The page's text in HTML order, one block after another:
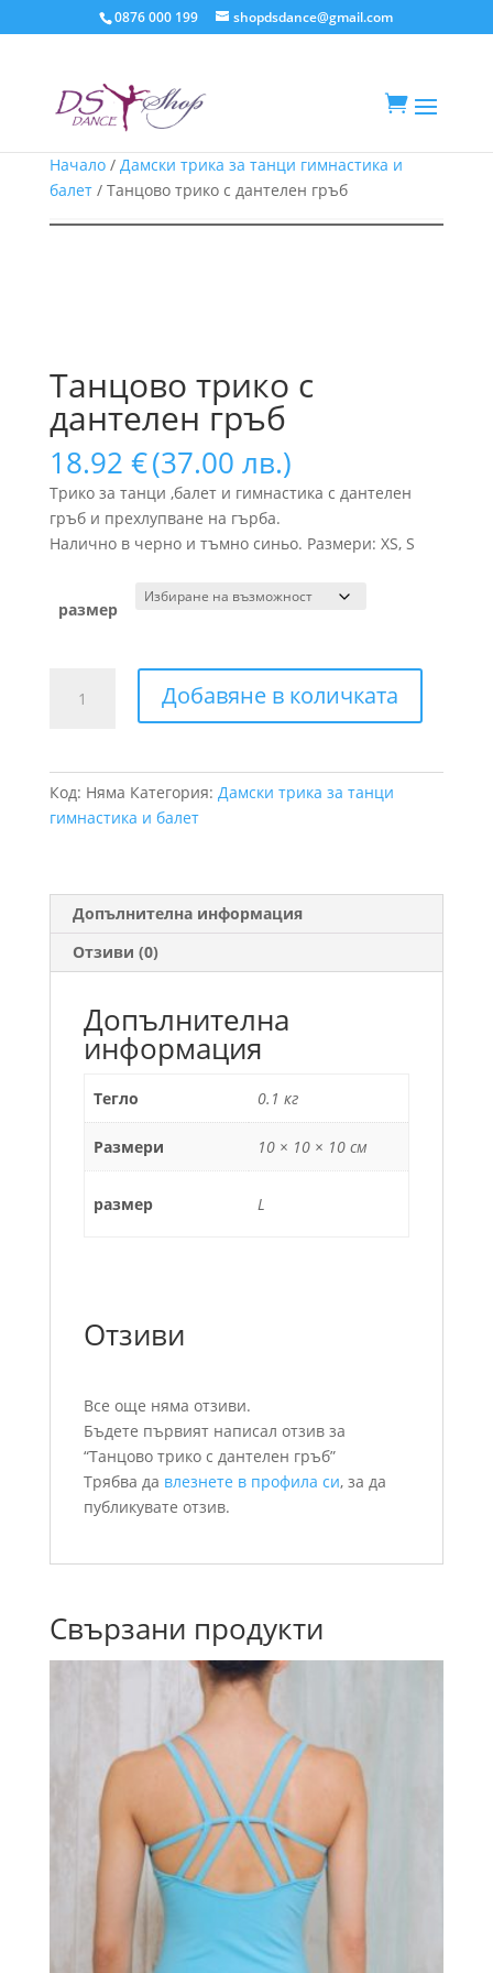
0876 000 199 shopdsdance@gmail.com

Начало/ Дамски трика за танци гимнастика и
балет/ Танцово трико с дантелен гръб
Танцово трико с
дантелен гръб
18.92 €(37.00 лв.)
Трико за танци ,балет и гимнастика с дантелен
гръб и прехлупване на гърба.
Налично в черно и тъмно синьо. Размери: XS, S
размер
дантелен
Добавяне в количката
Код: Няма Категория: Дамски трика за танци
гимнастика и балет
Допълнителна информация
Отзиви (0)
Допълнителна
информация
Тегло 0.1 кг
Размери 10 × 10 × 10 см
размер L
Отзиви
Все още няма отзиви.
Бъдете първият написал отзив за
“Танцово трико с дантелен гръб”
Трябва да влезнете в профила си, за да
публикувате отзив.
Свързани продукти